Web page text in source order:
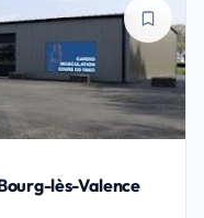
lès-Valence